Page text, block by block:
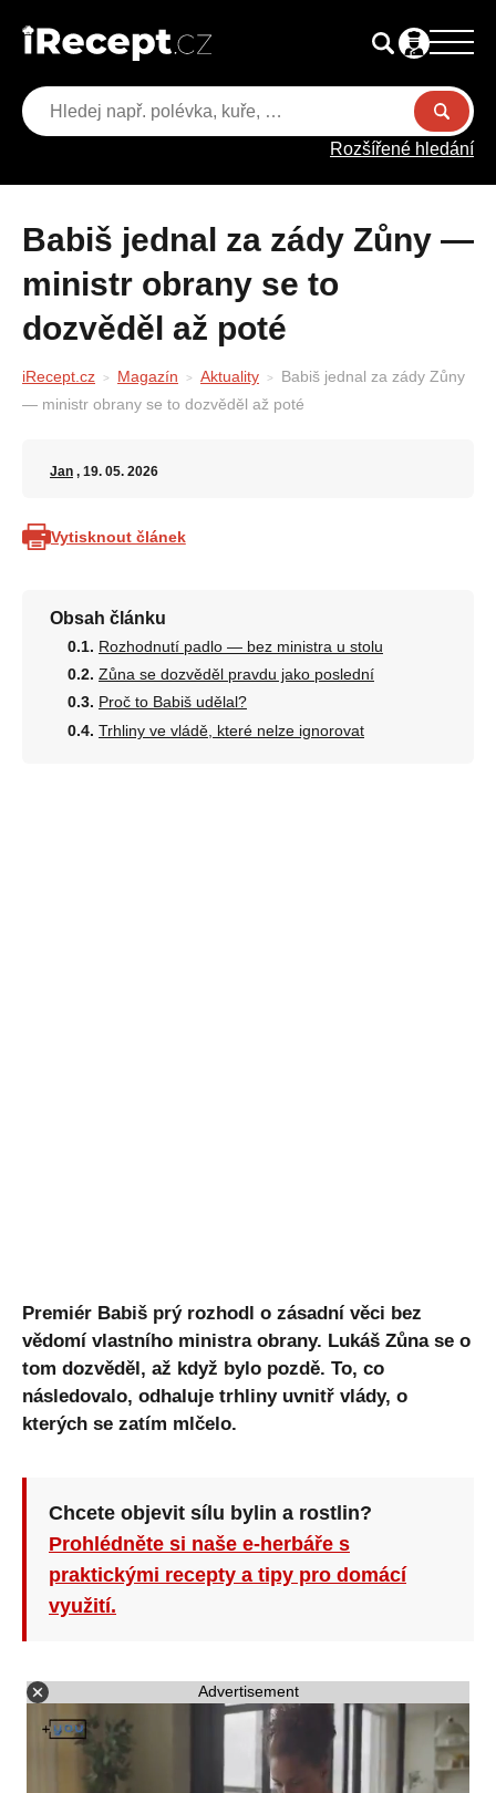
Rozšířené hledání
Babiš jednal za zády Zůny —
ministr obrany se to
dozvěděl až poté
iRecept.cz Magazín Aktuality
Babiš jednal za zády Zůny
— ministr obrany se to dozvěděl až poté
Jan , 19. 05. 2026
Vytisknout článek
Obsah článku
Rozhodnutí padlo — bez ministra u stolu
Zůna se dozvěděl pravdu jako poslední
Proč to Babiš udělal?
Trhliny ve vládě, které nelze ignorovat
Premiér Babiš prý rozhodl o zásadní věci bez
vědomí vlastního ministra obrany. Lukáš Zůna se o
tom dozvěděl, až když bylo pozdě. To, co
následovalo, odhaluje trhliny uvnitř vlády, o
kterých se zatím mlčelo.
Chcete objevit sílu bylin a rostlin?
Prohlédněte si naše e-herbáře s
praktickými recepty a tipy pro domácí
využití.
Advertisement